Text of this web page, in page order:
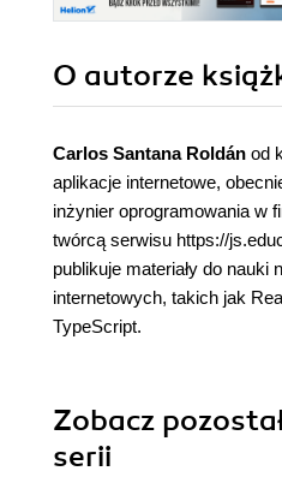
O autorze
Carlos Santana Roldán od
aplikacje internetowe,
inżynier oprogramowania w
twórcą serwisu https://
publikuje materiały do nauki
internetowych, takich jak
TypeScript.
Zobacz
serii